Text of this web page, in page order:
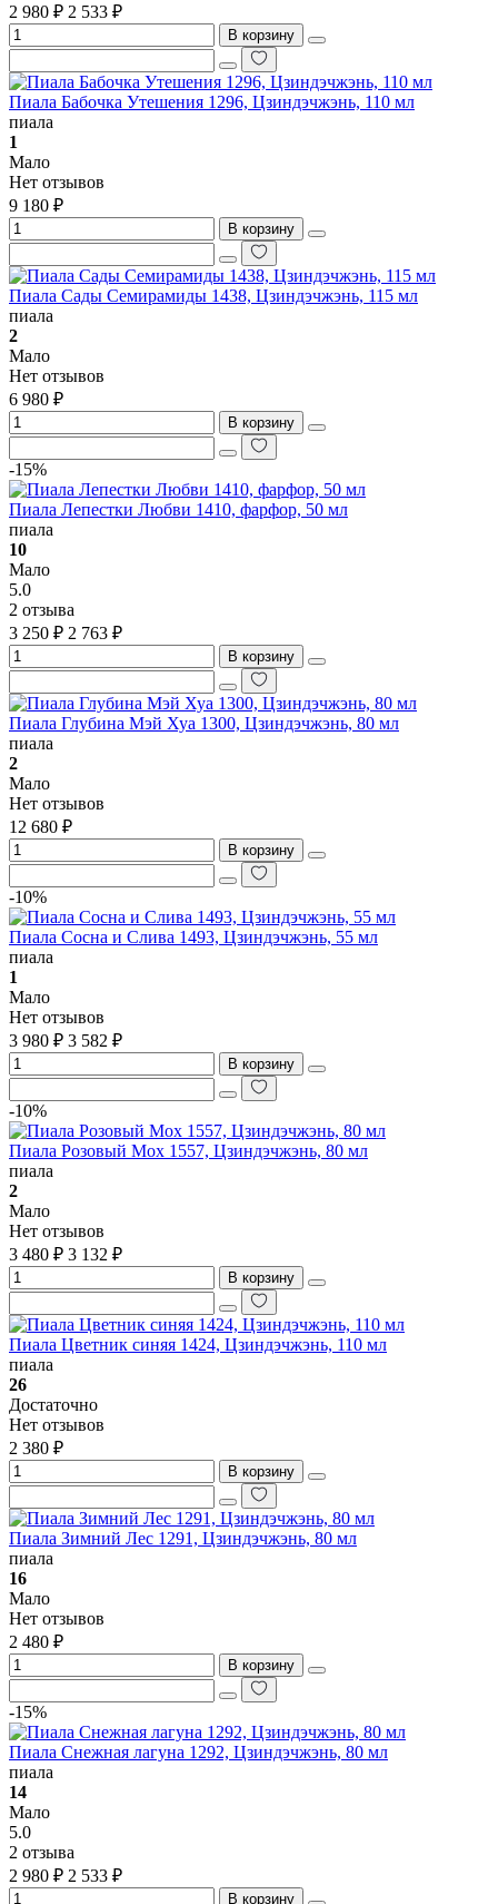
2 980 ₽ 2 533 ₽
В корзину
Пиала Бабочка Утешения 1296, Цзиндэчжэнь, 110 мл
пиала
1
Мало
Нет отзывов
9 180 ₽
В корзину
Пиала Сады Семирамиды 1438, Цзиндэчжэнь, 115 мл
пиала
2
Мало
Нет отзывов
6 980 ₽
В корзину
-15%
Пиала Лепестки Любви 1410, фарфор, 50 мл
пиала
10
Мало
5.0
2 отзыва
3 250 ₽ 2 763 ₽
В корзину
Пиала Глубина Мэй Хуа 1300, Цзиндэчжэнь, 80 мл
пиала
2
Мало
Нет отзывов
12 680 ₽
В корзину
-10%
Пиала Сосна и Слива 1493, Цзиндэчжэнь, 55 мл
пиала
1
Мало
Нет отзывов
3 980 ₽ 3 582 ₽
В корзину
-10%
Пиала Розовый Мох 1557, Цзиндэчжэнь, 80 мл
пиала
2
Мало
Нет отзывов
3 480 ₽ 3 132 ₽
В корзину
Пиала Цветник синяя 1424, Цзиндэчжэнь, 110 мл
пиала
26
Достаточно
Нет отзывов
2 380 ₽
В корзину
Пиала Зимний Лес 1291, Цзиндэчжэнь, 80 мл
пиала
16
Мало
Нет отзывов
2 480 ₽
В корзину
-15%
Пиала Снежная лагуна 1292, Цзиндэчжэнь, 80 мл
пиала
14
Мало
5.0
2 отзыва
2 980 ₽ 2 533 ₽
В корзину